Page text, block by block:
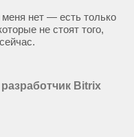
нет — есть только
не стоят того,
Bitrix